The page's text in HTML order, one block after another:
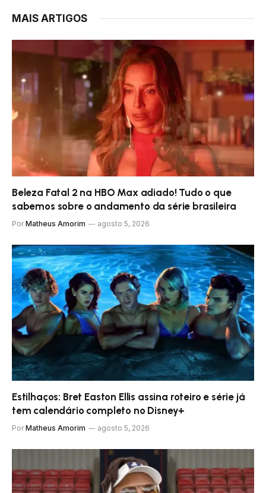
MAIS ARTIGOS
Beleza Fatal 2 na HBO Max adiado! Tudo o que
sabemos sobre o andamento da série brasileira
Por Matheus Amorim agosto 5, 2026
Estilhaços: Bret Easton Ellis assina roteiro e série já
tem calendário completo no Disney+
Por Matheus Amorim agosto 5, 2026